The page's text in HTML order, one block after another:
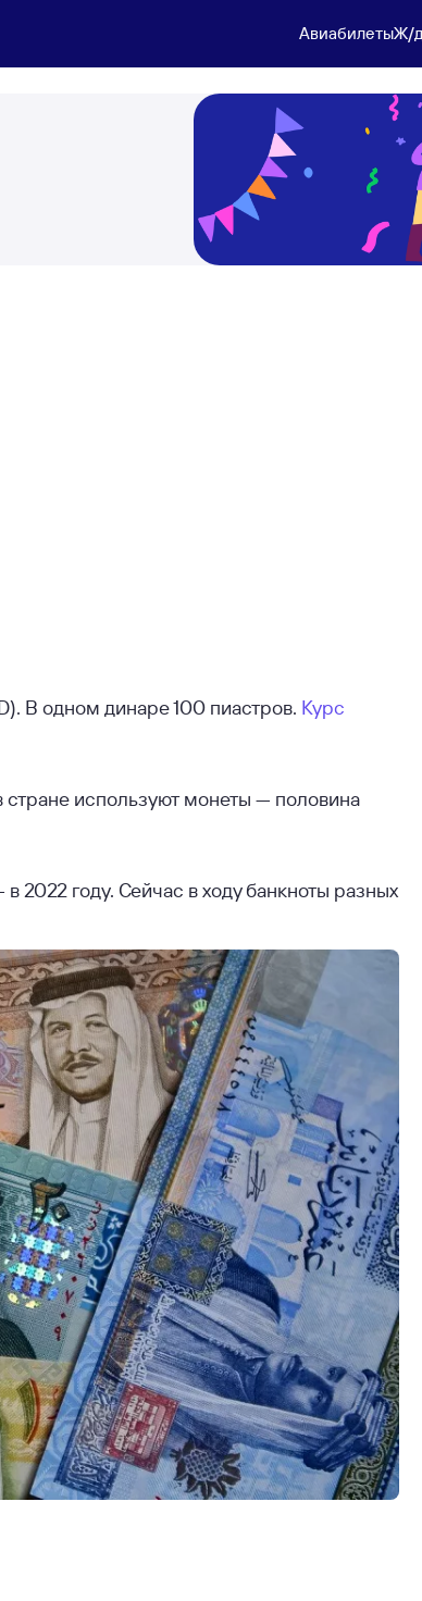
АвиабилетыЖ/
В одном динаре 100 пиастров. Курс
стране используют монеты — половина
2022 году. Сейчас в ходу банкноты разных